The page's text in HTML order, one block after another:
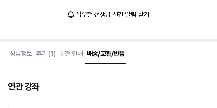
심우철 선생님 신간 알림 받기
상품정보 후기 (1) 분철 안내 배송/교환/반품
연관 강좌